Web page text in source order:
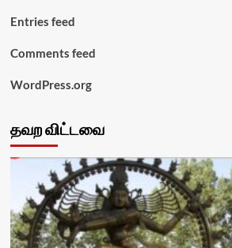
Entries feed
Comments feed
WordPress.org
தவற விட்டவை